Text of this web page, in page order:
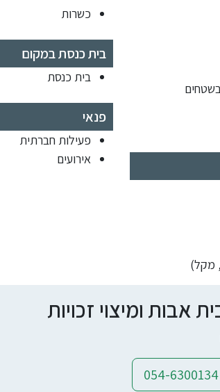
כשרות
בית כנסת במקום
בית כנסת
פנאי
פעילות חברתית
אירועים
מקל)
אבות ומיצוי זכויות